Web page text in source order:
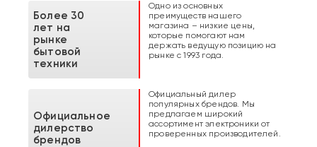
Более 30
лет на
рынке
бытовой
техники
Одно из основных
преимуществ нашего
магазина – низкие цены,
которые помогают нам
держать ведущую позицию на
рынке с 1993 года.
Официальное
дилерство
брендов
Официальный дилер
популярных брендов. Мы
предлагаем широкий
ассортимент электроники от
проверенных производителей.